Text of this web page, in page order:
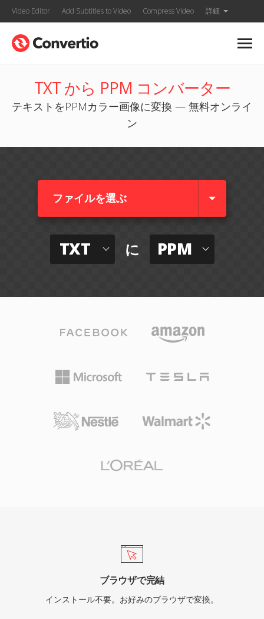
Video Editor Add Subtitles to Video Compress Video 詳細
TXT から PPM コンバーター
テキストをPPMカラー画像に変換 — 無料オンライ
ン
ファイルを選ぶ
TXT に PPM
ブラウザで完結
インストール不要。お好みのブラウザで変換。